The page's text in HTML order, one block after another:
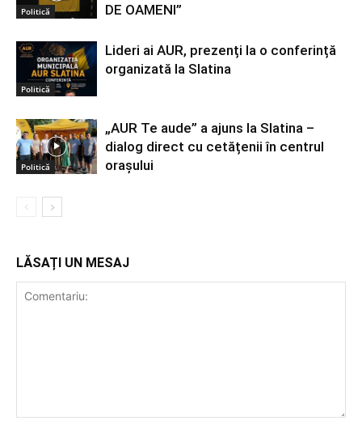
Politică
DE OAMENI”
Politică
Lideri ai AUR, prezenți la o conferință
organizată la Slatina
Politică
„AUR Te aude” a ajuns la Slatina –
dialog direct cu cetățenii în centrul
orașului
LĂSAȚI UN MESAJ